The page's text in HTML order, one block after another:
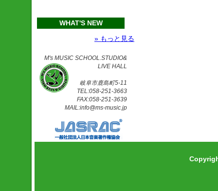
WHAT'S NEW
» もっと見る
M's MUSIC SCHOOL.STUDIO&
LIVE HALL
岐阜市鹿島町5-11
TEL:058-251-3663
FAX:058-251-3639
MAIL:info@ms-music.jp